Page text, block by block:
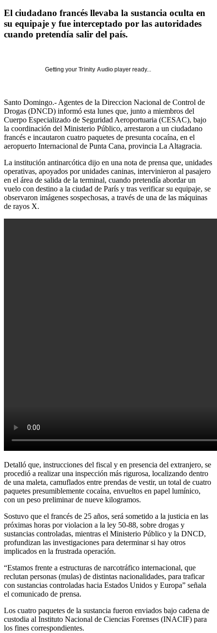
El ciudadano francés llevaba la sustancia oculta en
su equipaje y fue interceptado por las autoridades
cuando pretendía salir del país.
Getting your Trinity Audio player ready...
Santo Domingo.- Agentes de la Direccion Nacional de Control de
Drogas (DNCD) informó esta lunes que, junto a miembros del
Cuerpo Especializado de Seguridad Aeroportuaria (CESAC), bajo
la coordinación del Ministerio Público, arrestaron a un ciudadano
francés e incautaron cuatro paquetes de presunta cocaína, en el
aeropuerto Internacional de Punta Cana, provincia La Altagracia.
La institución antinarcótica dijo en una nota de prensa que, unidades
operativas, apoyados por unidades caninas, intervinieron al pasajero
en el área de salida de la terminal, cuando pretendía abordar un
vuelo con destino a la ciudad de París y tras verificar su equipaje, se
observaron imágenes sospechosas, a través de una de las máquinas
de rayos X.
Detalló que, instrucciones del fiscal y en presencia del extranjero, se
procedió a realizar una inspección más rigurosa, localizando dentro
de una maleta, camuflados entre prendas de vestir, un total de cuatro
paquetes presumiblemente cocaína, envueltos en papel lumínico,
con un peso preliminar de nueve kilogramos.
Sostuvo que el francés de 25 años, será sometido a la justicia en las
próximas horas por violacion a la ley 50-88, sobre drogas y
sustancias controladas, mientras el Ministerio Público y la DNCD,
profundizan las investigaciones para determinar si hay otros
implicados en la frustrada operación.
“Estamos frente a estructuras de narcotráfico internacional, que
reclutan personas (mulas) de distintas nacionalidades, para traficar
con sustancias controladas hacia Estados Unidos y Europa” señala
el comunicado de prensa.
Los cuatro paquetes de la sustancia fueron enviados bajo cadena de
custodia al Instituto Nacional de Ciencias Forenses (INACIF) para
los fines correspondientes.